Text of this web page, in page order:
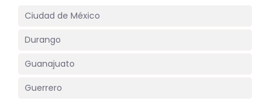
Ciudad de México
Durango
Guanajuato
Guerrero